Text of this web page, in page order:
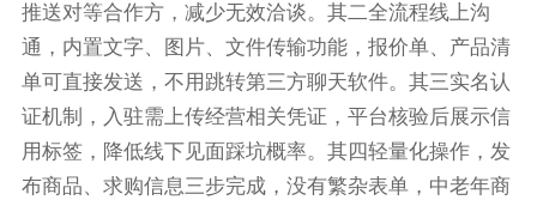
推送对等合作方，减少无效洽谈。其二全流程线上沟
通，内置文字、图片、文件传输功能，报价单、产品清
单可直接发送，不用跳转第三方聊天软件。其三实名认
证机制，入驻需上传经营相关凭证，平台核验后展示信
用标签，降低线下见面踩坑概率。其四轻量化操作，发
布商品、求购信息三步完成，没有繁杂表单，中老年商